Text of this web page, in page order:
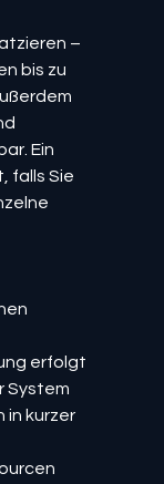
–
bis zu
Ein
falls Sie
erfolgt
System
in kurzer